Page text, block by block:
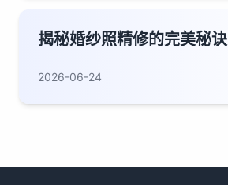
揭秘婚纱照精修的完美秘诀
2026-06-24